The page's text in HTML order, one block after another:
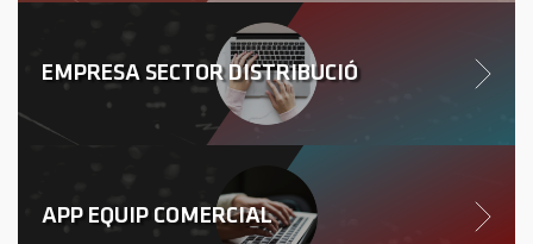
EMPRESA SECTOR DISTRIBUCIÓ
APP EQUIP COMERCIAL